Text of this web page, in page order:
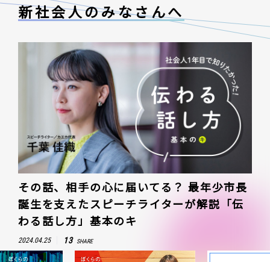
新社会人のみなさんへ
その話、相手の心に届いてる？ 最年少市長
誕生を支えたスピーチライターが解説「伝
わる話し方」基本のキ
2024.04.25 13 SHARE